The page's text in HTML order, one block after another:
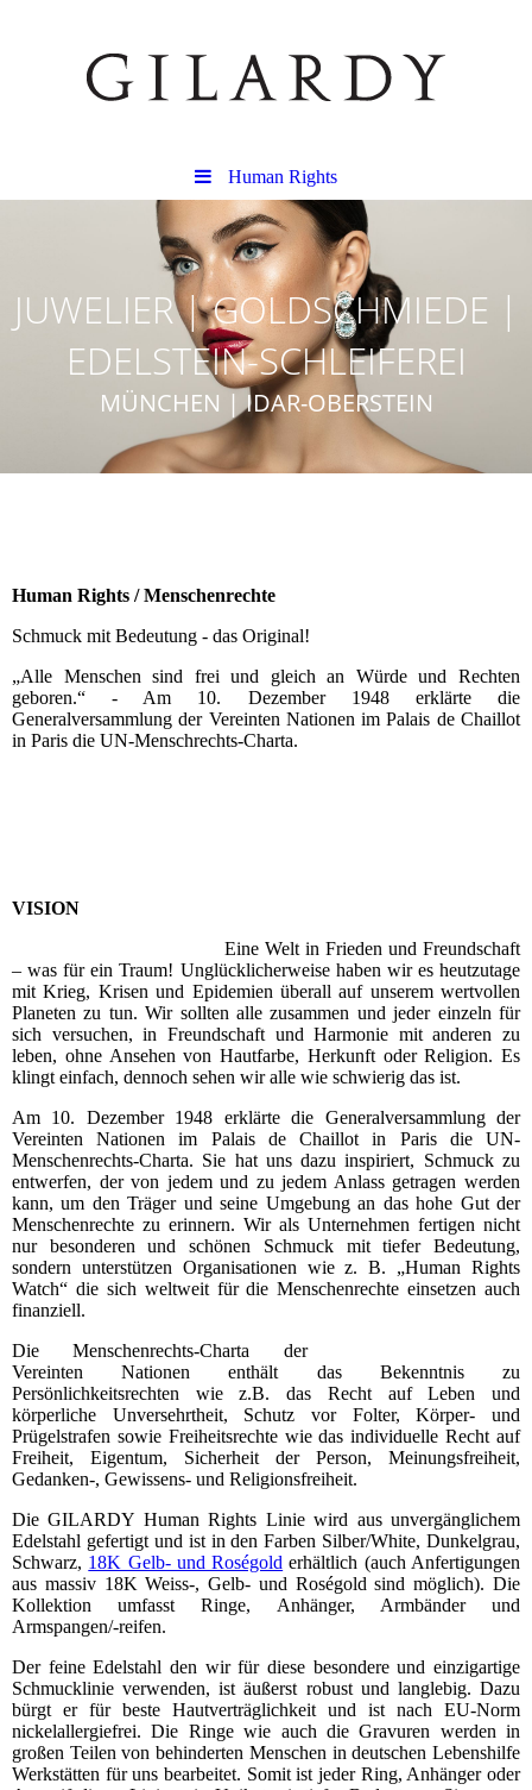
Human Rights
JUWELIER | GOLDSCHMIEDE |
EDELSTEIN-SCHLEIFEREI
MÜNCHEN | IDAR-OBERSTEIN
Human Rights / Menschenrechte
Schmuck mit Bedeutung - das Original!
„Alle Menschen sind frei und gleich an Würde und Rechten
geboren.“ - Am 10. Dezember 1948 erklärte die
Generalversammlung der Vereinten Nationen im Palais de Chaillot
in Paris die UN-Menschrechts-Charta.
VISION
Eine Welt in Frieden und Freundschaft
– was für ein Traum! Unglücklicherweise haben wir es heutzutage
mit Krieg, Krisen und Epidemien überall auf unserem wertvollen
Planeten zu tun. Wir sollten alle zusammen und jeder einzeln für
sich versuchen, in Freundschaft und Harmonie mit anderen zu
leben, ohne Ansehen von Hautfarbe, Herkunft oder Religion. Es
klingt einfach, dennoch sehen wir alle wie schwierig das ist.
Am 10. Dezember 1948 erklärte die Generalversammlung der
Vereinten Nationen im Palais de Chaillot in Paris die UN-
Menschenrechts-Charta. Sie hat uns dazu inspiriert, Schmuck zu
entwerfen, der von jedem und zu jedem Anlass getragen werden
kann, um den Träger und seine Umgebung an das hohe Gut der
Menschenrechte zu erinnern. Wir als Unternehmen fertigen nicht
nur besonderen und schönen Schmuck mit tiefer Bedeutung,
sondern unterstützen Organisationen wie z. B. „Human Rights
Watch“ die sich weltweit für die Menschenrechte einsetzen auch
finanziell.
Die Menschenrechts-Charta der
Vereinten Nationen enthält das Bekenntnis zu
Persönlichkeitsrechten wie z.B. das Recht auf Leben und
körperliche Unversehrtheit, Schutz vor Folter, Körper- und
Prügelstrafen sowie Freiheitsrechte wie das individuelle Recht auf
Freiheit, Eigentum, Sicherheit der Person, Meinungsfreiheit,
Gedanken-, Gewissens- und Religionsfreiheit.
Die GILARDY Human Rights Linie wird aus unvergänglichem
Edelstahl gefertigt und ist in den Farben Silber/White, Dunkelgrau,
Schwarz, 18K Gelb- und Roségold erhältlich (auch Anfertigungen
aus massiv 18K Weiss-, Gelb- und Roségold sind möglich). Die
Kollektion umfasst Ringe, Anhänger, Armbänder und
Armspangen/-reifen.
Der feine Edelstahl den wir für diese besondere und einzigartige
Schmucklinie verwenden, ist äußerst robust und langlebig. Dazu
bürgt er für beste Hautverträglichkeit und ist nach EU-Norm
nickelallergiefrei. Die Ringe wie auch die Gravuren werden in
großen Teilen von behinderten Menschen in deutschen Lebenshilfe
Werkstätten für uns bearbeitet. Somit ist jeder Ring, Anhänger oder